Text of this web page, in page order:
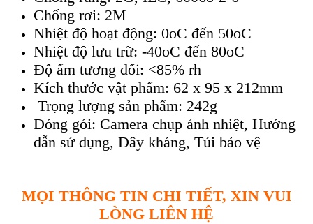
Chống rơi: 2M
Nhiệt độ hoạt động: 0oC đến 50oC
Nhiệt độ lưu trữ: -40oC đến 80oC
Độ ẩm tương đối: <85% rh
Kích thước vật phẩm: 62 x 95 x 212mm
Trọng lượng sản phẩm: 242g
Đóng gói: Camera chụp ảnh nhiệt, Hướng
dẫn sử dụng, Dây kháng, Túi bảo vệ
MỌI THÔNG TIN CHI TIẾT, XIN VUI
LÒNG LIÊN HỆ